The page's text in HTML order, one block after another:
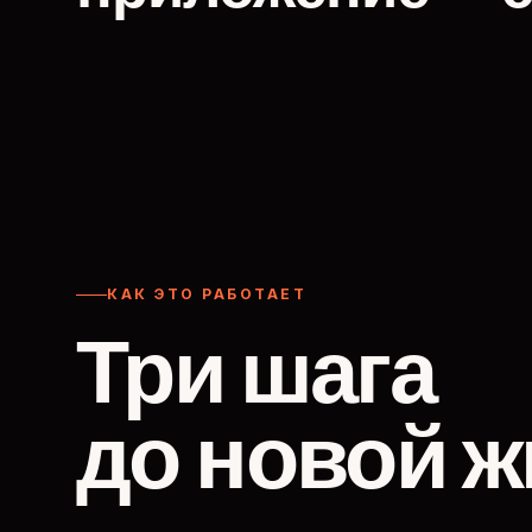
КАК ЭТО РАБОТАЕТ
Три шага
до новой